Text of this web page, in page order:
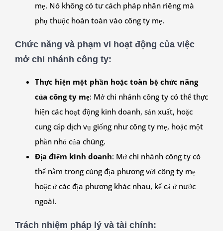
mẹ. Nó không có tư cách pháp nhân riêng mà
phụ thuộc hoàn toàn vào công ty mẹ.
Chức năng và phạm vi hoạt động của việc
mở chi nhánh công ty:
Thực hiện một phần hoặc toàn bộ chức năng
của công ty mẹ: Mở chi nhánh công ty có thể thực
hiện các hoạt động kinh doanh, sản xuất, hoặc
cung cấp dịch vụ giống như công ty mẹ, hoặc một
phần nhỏ của chúng.
Địa điểm kinh doanh: Mở chi nhánh công ty có
thể nằm trong cùng địa phương với công ty mẹ
hoặc ở các địa phương khác nhau, kể cả ở nước
ngoài.
Trách nhiệm pháp lý và tài chính: